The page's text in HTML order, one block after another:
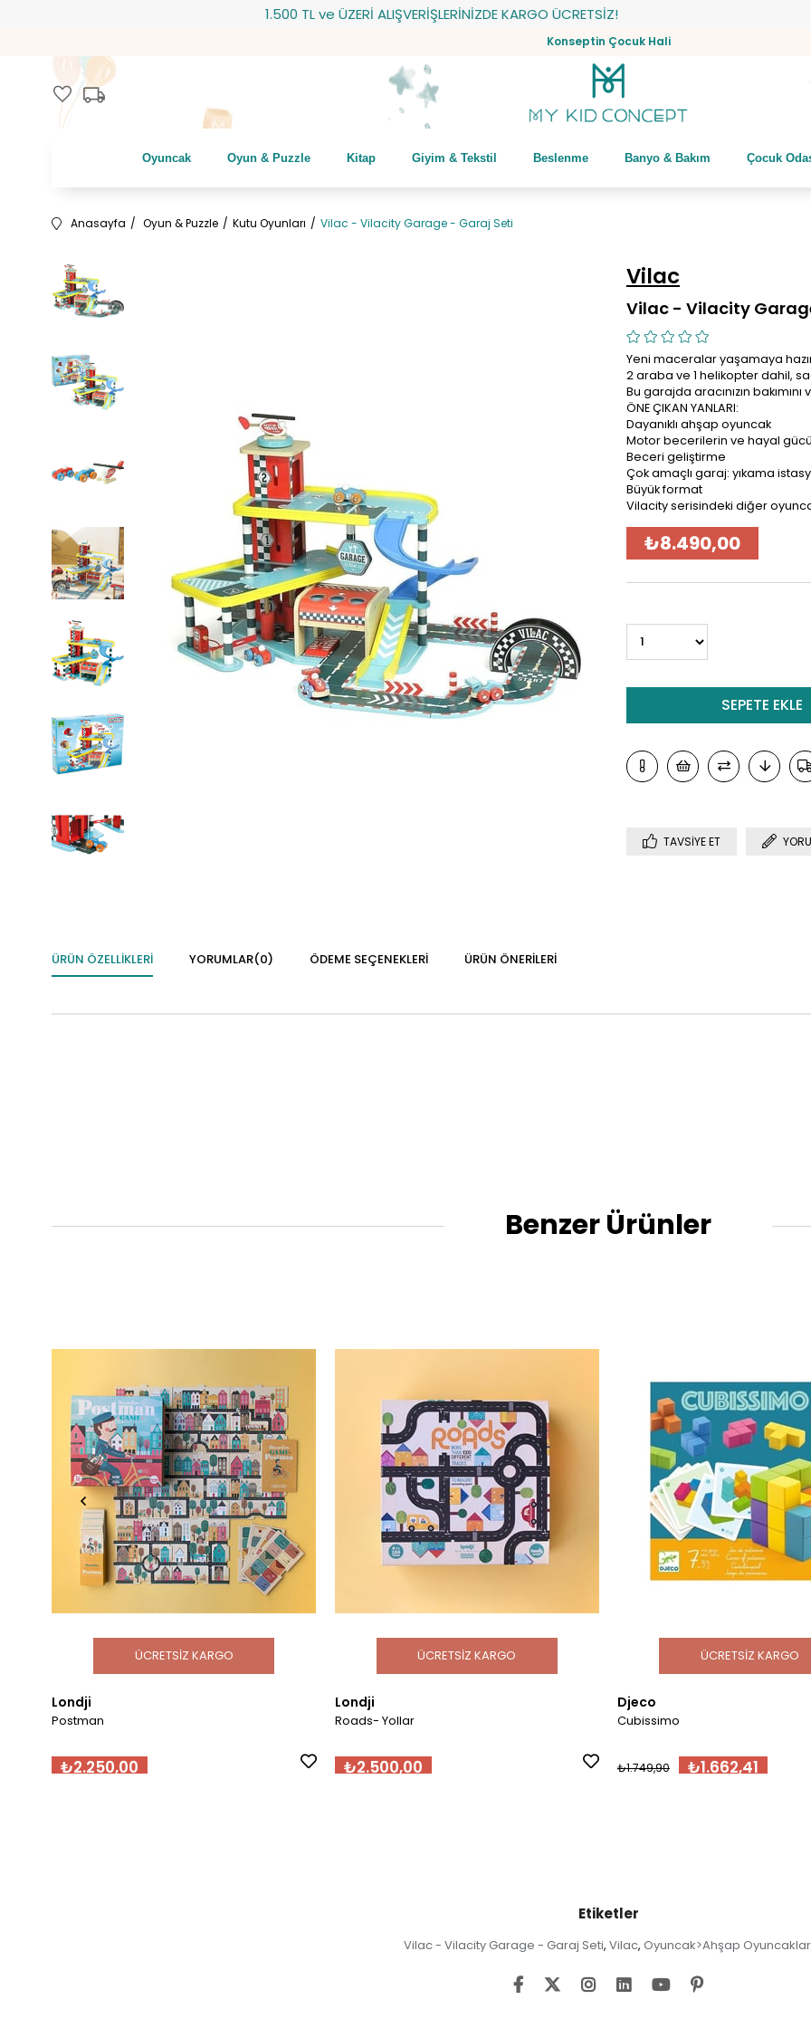
1.500 TL ve ÜZERİ ALIŞVERİŞLERİNİZDE KARGO ÜCRETSİZ!
Konseptin Çocuk Hali
favorite local_shipping
Oyuncak Oyun & Puzzle Kitap Giyim & Tekstil Beslenme Banyo & Bakım Çocuk
Anasayfa Oyun & Puzzle Kutu Oyunları Vilac - Vilacity Garage - Garaj Seti
Vilac
Vilac - Vilacity
Yeni maceralar yaşamaya hazır
2 araba ve 1 helikopter dahil,
Bu garajda aracınızın
ÖNE ÇIKAN YANLARI:
Dayanıklı ahşap oyuncak
Motor becerilerin ve hayal
Beceri geliştirme
Çok amaçlı garaj: yıkama
Büyük format
Vilacity serisindeki diğer
₺8.490,00
TAVSIYE ET
ÜRÜN ÖZELLIKLERI YORUMLAR(0) ÖDEME SEÇENEKLERI ÜRÜN ÖNERILERI
Benzer Ürünler
Londji
Postman
₺2.250,00
ÜCRETSIZ KARGO
Londji
Roads- Yollar
₺2.500,00
ÜCRETSIZ KARGO
Djeco
Cubissimo
₺1.662,41
₺1.749,90
ÜCRETSIZ KARGO
Etiketler
Vilac - Vilacity Garage - Garaj Seti, Vilac, Oyuncak>Ahşap Oyuncaklar